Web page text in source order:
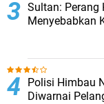
Sultan: Perang
Menyebabkan
Polisi Himbau
Diwarnai